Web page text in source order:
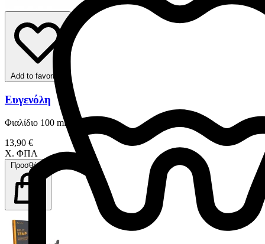
Add to favorites
Ευγενόλη
Φιαλίδιο 100 ml
13,90 €
Χ. ΦΠΑ
Προσθήκη